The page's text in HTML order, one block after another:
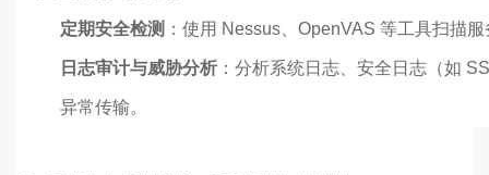
定期安全检测 ：使用 Nessus、OpenVAS 等工具扫描
日志审计与威胁分析 ：分析系统日志、安全日志（如
异常传输。